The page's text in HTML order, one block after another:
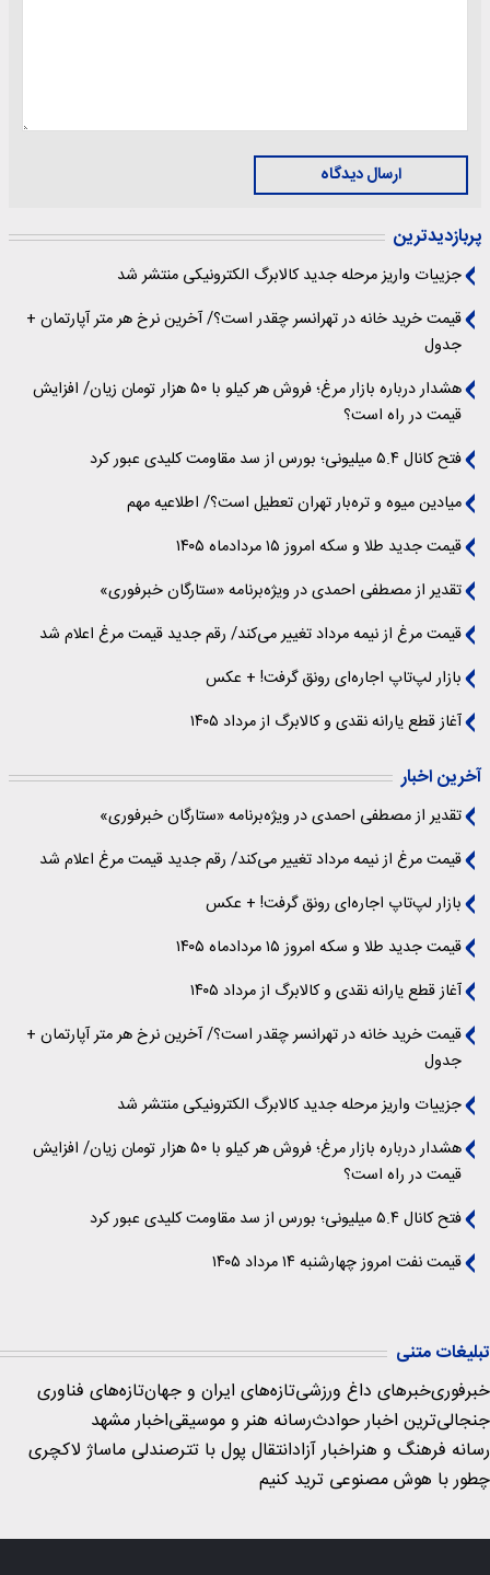
ارسال دیدگاه
پربازدیدترین
جزییات واریز مرحله جدید کالابرگ الکترونیکی منتشر شد
قیمت خرید خانه در تهرانسر چقدر است؟/ آخرین نرخ هر متر آپارتمان +
جدول
هشدار درباره بازار مرغ؛ فروش هر کیلو با ۵۰ هزار تومان زیان/ افزایش
قیمت در راه است؟
فتح کانال ۵.۴ میلیونی؛ بورس از سد مقاومت کلیدی عبور کرد
میادین میوه و تره‌بار تهران تعطیل است؟/ اطلاعیه مهم
قیمت جدید طلا و سکه امروز ۱۵ مردادماه ۱۴۰۵
تقدیر از مصطفی احمدی در ویژه‌برنامه «ستارگان خبرفوری»
قیمت مرغ از نیمه مرداد تغییر می‌کند/ رقم جدید قیمت مرغ اعلام شد
بازار لپ‌تاپ اجاره‌ای رونق گرفت! + عکس
آغاز قطع یارانه نقدی و کالابرگ از مرداد ۱۴۰۵
آخرین اخبار
تقدیر از مصطفی احمدی در ویژه‌برنامه «ستارگان خبرفوری»
قیمت مرغ از نیمه مرداد تغییر می‌کند/ رقم جدید قیمت مرغ اعلام شد
بازار لپ‌تاپ اجاره‌ای رونق گرفت! + عکس
قیمت جدید طلا و سکه امروز ۱۵ مردادماه ۱۴۰۵
آغاز قطع یارانه نقدی و کالابرگ از مرداد ۱۴۰۵
قیمت خرید خانه در تهرانسر چقدر است؟/ آخرین نرخ هر متر آپارتمان +
جدول
جزییات واریز مرحله جدید کالابرگ الکترونیکی منتشر شد
هشدار درباره بازار مرغ؛ فروش هر کیلو با ۵۰ هزار تومان زیان/ افزایش
قیمت در راه است؟
فتح کانال ۵.۴ میلیونی؛ بورس از سد مقاومت کلیدی عبور کرد
قیمت نفت امروز چهارشنبه ۱۴ مرداد ۱۴۰۵
تبلیغات متنی
خبرفوریخبرهای داغ ورزشیتازه‌های ایران و جهانتازه‌های فناوری
جنجالی‌ترین اخبار حوادثرسانه هنر و موسیقیاخبار مشهد
رسانه فرهنگ و هنراخبار آزادانتقال پول با تترصندلی ماساژ لاکچری
چطور با هوش مصنوعی ترید کنیم